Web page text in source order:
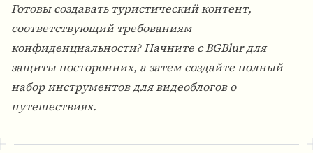
Готовы создавать туристический контент,
соответствующий требованиям
конфиденциальности? Начните сBGBlurдля
защиты посторонних, а затем создайте полный
набор инструментов для видеоблогов о
путешествиях.